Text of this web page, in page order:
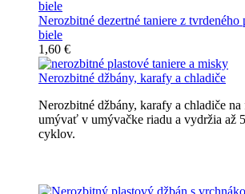
Nerozbitné dezertné taniere z
biele
1,60 €
Nerozbitné džbány, karafy a chladiče
Nerozbitné džbány, karafy a chladiče
umývať v umývačke riadu a vydržia až
cyklov.